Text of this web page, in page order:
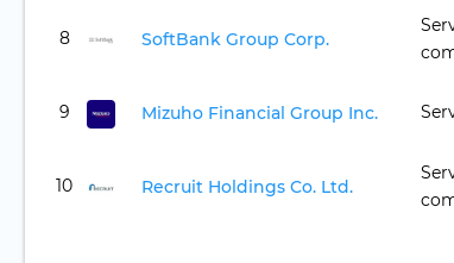
8 SoftBank Group Corp.
9 Mizuho Financial Group Inc.
10 Recruit Holdings Co. Ltd.